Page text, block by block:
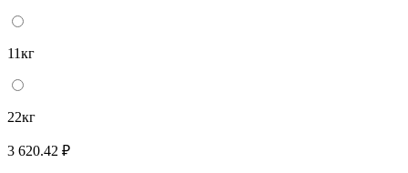
11кг
22кг
3 620.42 ₽